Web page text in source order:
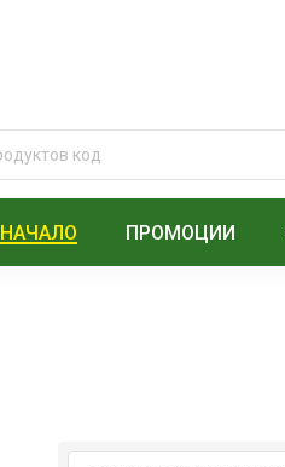
НАЧАЛО ПРОМОЦИИ